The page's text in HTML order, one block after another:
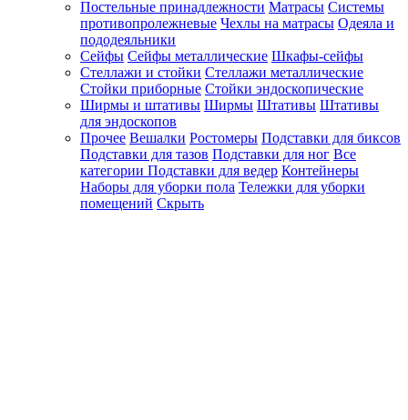
Постельные принадлежности Матрасы Системы
противопролежневые Чехлы на матрасы Одеяла и
пододеяльники
Сейфы Сейфы металлические Шкафы-сейфы
Стеллажи и стойки Стеллажи металлические
Стойки приборные Стойки эндоскопические
Ширмы и штативы Ширмы Штативы Штативы
для эндоскопов
Прочее Вешалки Ростомеры Подставки для биксов
Подставки для тазов Подставки для ног Все
категории Подставки для ведер Контейнеры
Наборы для уборки пола Тележки для уборки
помещений Скрыть